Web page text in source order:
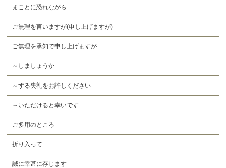
まことに恐れながら
ご無理を言いますが(申し上げますが)
ご無理を承知で申し上げますが
～しましょうか
～する失礼をお許しください
～いただけると幸いです
ご多用のところ
折り入って
誠に幸甚に存じます